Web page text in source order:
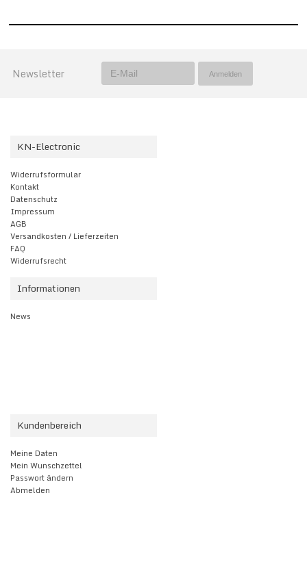
Newsletter
KN-Electronic
Widerrufsformular
Kontakt
Datenschutz
Impressum
AGB
Versandkosten / Lieferzeiten
FAQ
Widerrufsrecht
Informationen
News
Kundenbereich
Meine Daten
Mein Wunschzettel
Passwort ändern
Abmelden